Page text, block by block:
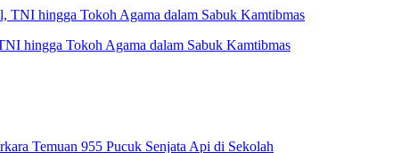
hingga Tokoh Agama dalam Sabuk Kamtibmas